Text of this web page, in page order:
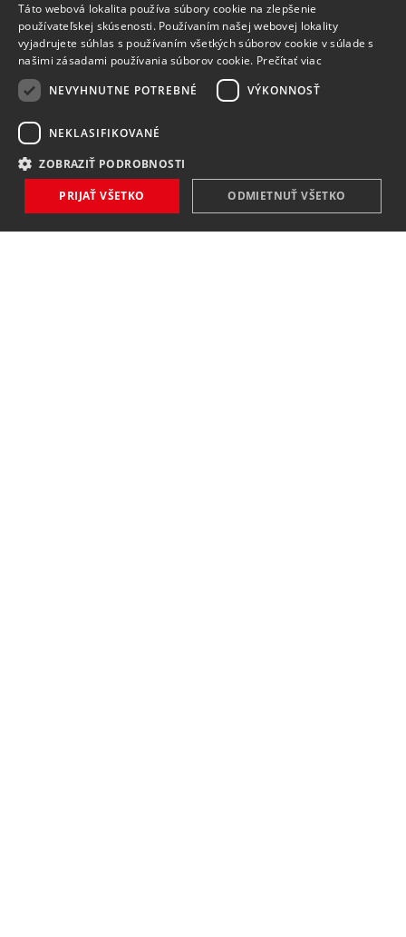
NOVINKY
Táto webová lokalita používa súbory cookie na zlepšenie
používateľskej skúsenosti. Používaním našej webovej lokality
vyjadrujete súhlas s používaním všetkých súborov cookie v súlade s
našimi zásadami používania súborov cookie. Prečítať viac
NEVYHNUTNE POTREBNÉ
VÝKONNOSŤ
NEKLASIFIKOVANÉ
ZOBRAZIŤ PODROBNOSTI
PRIJAŤ VŠETKO ODMIETNUŤ VŠETKO